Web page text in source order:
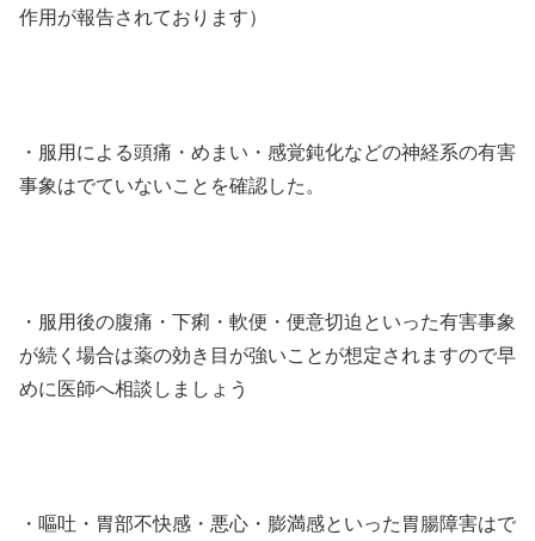
作用が報告されております）
・服用による頭痛・めまい・感覚鈍化などの神経系の有害
事象はでていないことを確認した。
・服用後の腹痛・下痢・軟便・便意切迫といった有害事象
が続く場合は薬の効き目が強いことが想定されますので早
めに医師へ相談しましょう
・嘔吐・胃部不快感・悪心・膨満感といった胃腸障害はで